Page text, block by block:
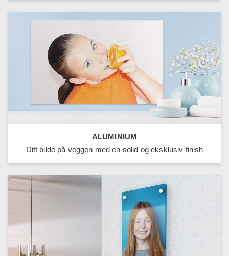
ALUMINIUM
Ditt bilde på veggen med en solid og eksklusiv finish